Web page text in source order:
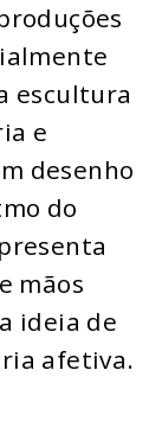
escultura
e
desenho
do
mãos
ideia de
afetiva.